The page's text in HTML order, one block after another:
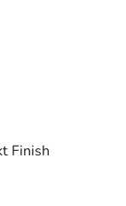
Finish